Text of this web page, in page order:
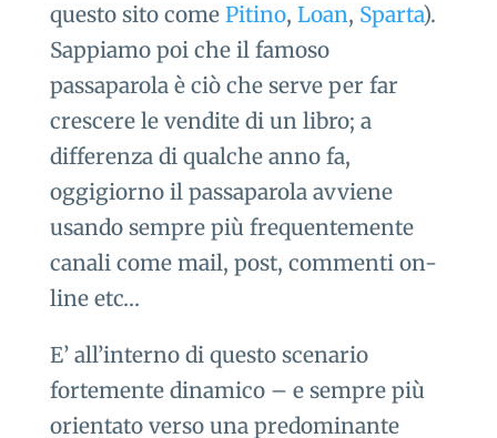
questo sito come Pitino, Loan, Sparta).
Sappiamo poi che il famoso
passaparola è ciò che serve per far
crescere le vendite di un libro; a
differenza di qualche anno fa,
oggigiorno il passaparola avviene
usando sempre più frequentemente
canali come mail, post, commenti on-
line etc…
E’ all’interno di questo scenario
fortemente dinamico – e sempre più
orientato verso una predominante